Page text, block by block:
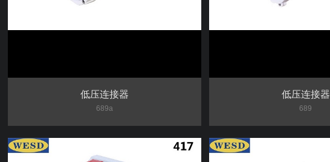
低压连接器
689a
低压连接器
689